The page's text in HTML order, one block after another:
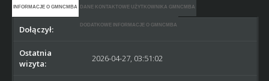
INFORMACJE O GMNCMBA DANE KONTAKTOWE UŻYTKOWNIKA GMNCMBA
DODATKOWE INFORMACJE O GMNCMBA
Dołączył: 2026-04-27
Ostatnia
wizyta:
2026-04-27, 03:51:02